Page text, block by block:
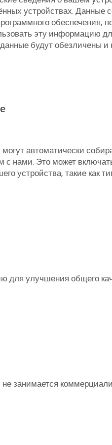
устройствах. Данные
обеспечения,
эту информацию
будут обезличены
автоматически
нами. Это может
устройства, такие как
улучшения общего
занимается